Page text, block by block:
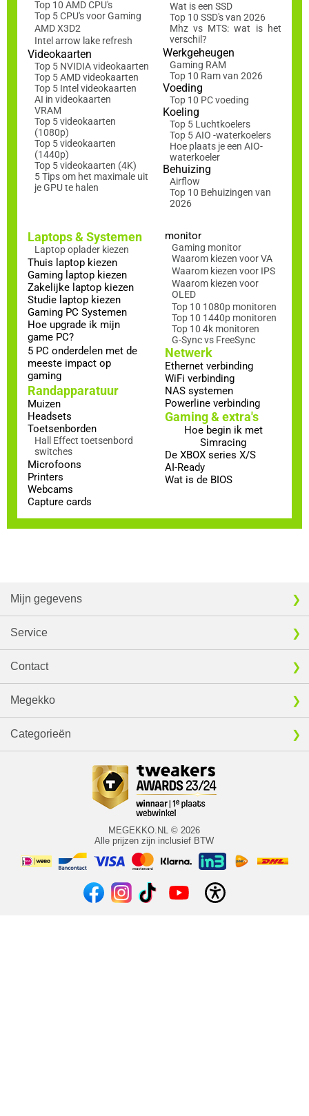
Top 10 AMD CPU's
Top 5 CPU's voor Gaming
AMD X3D2
Intel arrow lake refresh
Videokaarten
Top 5 NVIDIA videokaarten
Top 5 AMD videokaarten
Top 5 Intel videokaarten
AI in videokaarten
VRAM
Top 5 videokaarten
(1080p)
Top 5 videokaarten
(1440p)
Top 5 videokaarten (4K)
5 Tips om het maximale uit
je GPU te halen
Wat is een SSD
Top 10 SSD's van 2026
Mhz vs MTS: wat is het
verschil?
Werkgeheugen
Gaming RAM
Top 10 Ram van 2026
Voeding
Top 10 PC voeding
Koeling
Top 5 Luchtkoelers
Top 5 AIO -waterkoelers
Hoe plaats je een AIO-
waterkoeler
Behuizing
Airflow
Top 10 Behuizingen van
2026
Laptops & Systemen
Laptop oplader kiezen
Thuis laptop kiezen
Gaming laptop kiezen
Zakelijke laptop kiezen
Studie laptop kiezen
Gaming PC Systemen
Hoe upgrade ik mijn
game PC?
5 PC onderdelen met de
meeste impact op
gaming
Randapparatuur
Muizen
Headsets
Toetsenborden
Hall Effect toetsenbord
switches
Microfoons
Printers
Webcams
Capture cards
monitor
Gaming monitor
Waarom kiezen voor VA
Waarom kiezen voor IPS
Waarom kiezen voor
OLED
Top 10 1080p monitoren
Top 10 1440p monitoren
Top 10 4k monitoren
G-Sync vs FreeSync
Netwerk
Ethernet verbinding
WiFi verbinding
NAS systemen
Powerline verbinding
Gaming & extra's
Hoe begin ik met
Simracing
De XBOX series X/S
AI-Ready
Wat is de BIOS
Mijn gegevens
Service
Contact
Megekko
Categorieën
MEGEKKO.NL © 2026
Alle prijzen zijn inclusief BTW